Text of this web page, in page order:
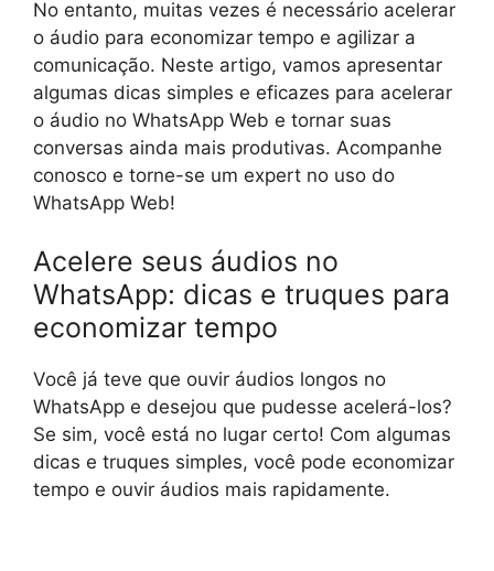
No entanto, muitas vezes é necessário acelerar
o áudio para economizar tempo e agilizar a
comunicação. Neste artigo, vamos apresentar
algumas dicas simples e eficazes para acelerar
o áudio no WhatsApp Web e tornar suas
conversas ainda mais produtivas. Acompanhe
conosco e torne-se um expert no uso do
WhatsApp Web!
Acelere seus áudios no
WhatsApp: dicas e truques para
economizar tempo
Você já teve que ouvir áudios longos no
WhatsApp e desejou que pudesse acelerá-los?
Se sim, você está no lugar certo! Com algumas
dicas e truques simples, você pode economizar
tempo e ouvir áudios mais rapidamente.